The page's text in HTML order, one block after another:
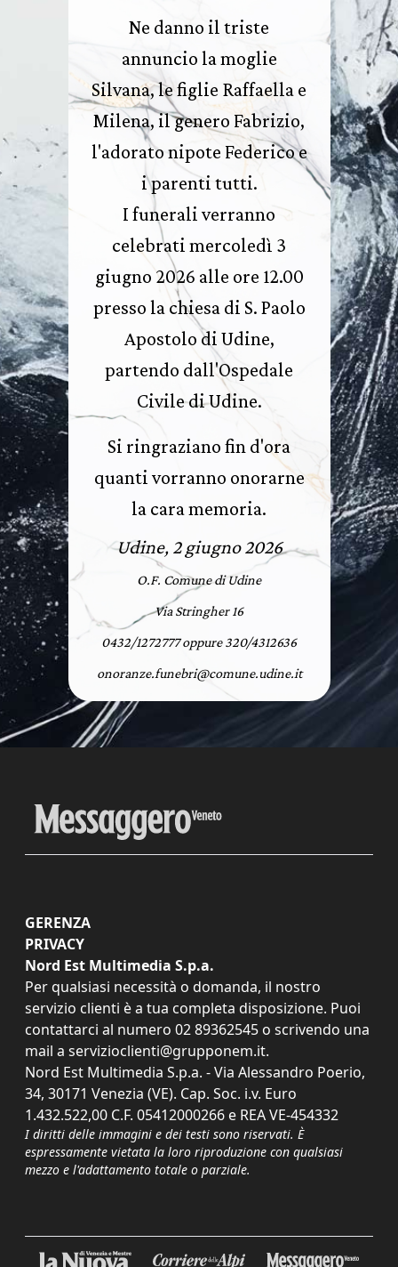
Ne danno il triste
annuncio la moglie
Silvana, le figlie Raffaella e
Milena, il genero Fabrizio,
l'adorato nipote Federico e
i parenti tutti.
I funerali verranno
celebrati mercoledì 3
giugno 2026 alle ore 12.00
presso la chiesa di S. Paolo
Apostolo di Udine,
partendo dall'Ospedale
Civile di Udine.
Si ringraziano fin d'ora
quanti vorranno onorarne
la cara memoria.
Udine, 2 giugno 2026
O.F. Comune di Udine
Via Stringher 16
0432/1272777 oppure 320/4312636
onoranze.funebri@comune.udine.it
GERENZA
PRIVACY
Nord Est Multimedia S.p.a.
Per qualsiasi necessità o domanda, il nostro
servizio clienti è a tua completa disposizione. Puoi
contattarci al numero 02 89362545 o scrivendo una
mail a servizioclienti@grupponem.it.
Nord Est Multimedia S.p.a. - Via Alessandro Poerio,
34, 30171 Venezia (VE). Cap. Soc. i.v. Euro
1.432.522,00 C.F. 05412000266 e REA VE-454332
I diritti delle immagini e dei testi sono riservati. È
espressamente vietata la loro riproduzione con qualsiasi
mezzo e l'adattamento totale o parziale.